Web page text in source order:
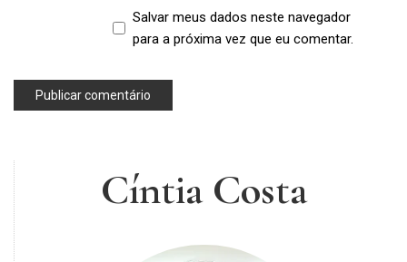
Salvar meus dados neste navegador
para a próxima vez que eu comentar.
Cíntia Costa